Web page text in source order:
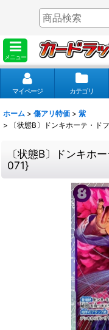
メニュー
マイページ カテゴリ
ホーム > 傷アリ特価 > 紫
>
〔状態B〕ドンキホーテ・ド
〔状態B〕ドンキホ
071}